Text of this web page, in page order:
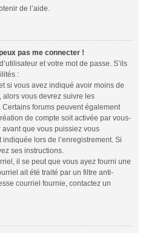
de l’aide.
pas me connecter !
et votre mot de passe. S’ils
:
si vous avez indiqué avoir moins de
alors vous devrez suivre les
forums peuvent également
de compte soit activée par vous-
que vous puissiez vous
lors de l’enregistrement. Si
ses instructions.
il se peut que vous ayez fourni une
ait été traité par un filtre anti-
courriel fournie, contactez un